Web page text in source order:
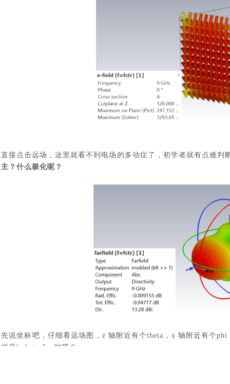
直接点击远场，这里就看不到电场的多动症了，初学者就有点难
主？什么极化呢？
先说坐标吧，仔细看远场图， z 轴附近有个theta ， x 轴附近有个phi
就是 ludwig 3 ，对吧？